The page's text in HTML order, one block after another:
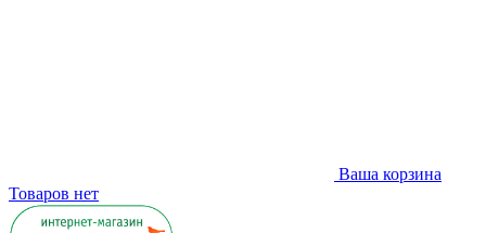
Ваша корзина
Товаров нет